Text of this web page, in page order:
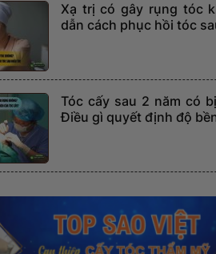
Xạ trị có gây rụng tóc
dẫn cách phục hồi tóc
Tóc cấy sau 2 năm có
Điều gì quyết định độ